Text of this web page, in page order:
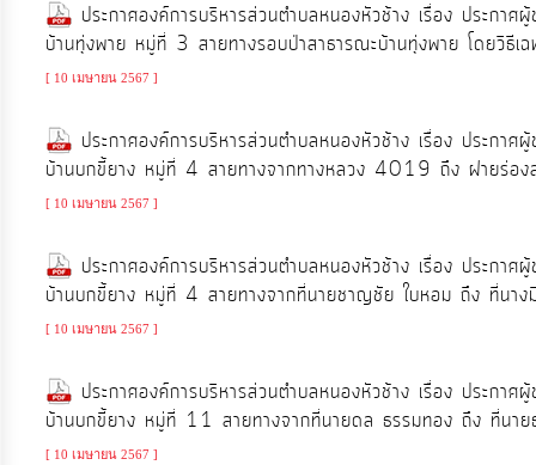
การ
ดำเนิน
เพื่อ
ป้องกัน
การ
มาตรการ
ป้องกัน
การ
ทุจริต
ประกาศองค์การบริหารส่วนตำบลหนองหัวช้าง เรื่อง ประกาศ
บ้านทุ่งพาย หมู่ที่ 3 สายทางรอบป่าสาธารณะบ้านทุ่งพาย โดยวิธีเฉ
[ 10 เมษายน 2567 ]
ประกาศองค์การบริหารส่วนตำบลหนองหัวช้าง เรื่อง ประกาศ
บ้านบกขี้ยาง หมู่ที่ 4 สายทางจากทางหลวง 4019 ถึง ฝายร่องสะ
[ 10 เมษายน 2567 ]
ประกาศองค์การบริหารส่วนตำบลหนองหัวช้าง เรื่อง ประกาศ
บ้านบกขี้ยาง หมู่ที่ 4 สายทางจากที่นายชาญชัย ใบหอม ถึง ที่นางมี
[ 10 เมษายน 2567 ]
ประกาศองค์การบริหารส่วนตำบลหนองหัวช้าง เรื่อง ประกาศ
บ้านบกขี้ยาง หมู่ที่ 11 สายทางจากที่นายดล ธรรมทอง ถึง ที่นาย
[ 10 เมษายน 2567 ]